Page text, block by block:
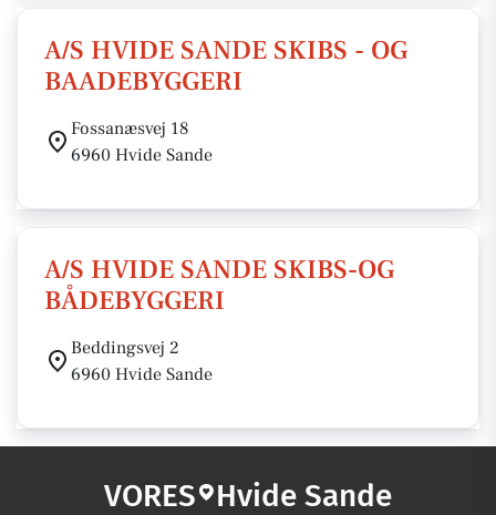
A/S HVIDE SANDE SKIBS - OG
BAADEBYGGERI
Fossanæsvej 18
6960 Hvide Sande
A/S HVIDE SANDE SKIBS-OG
BÅDEBYGGERI
Beddingsvej 2
6960 Hvide Sande
VORES Hvide Sande